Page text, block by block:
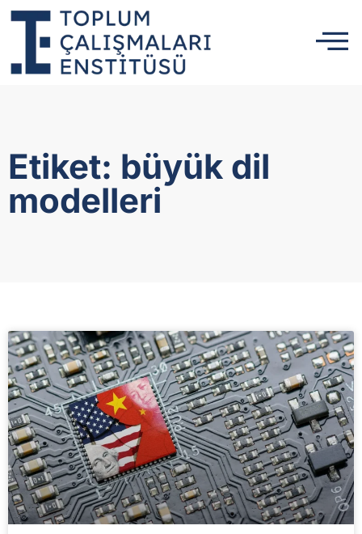
Etiket: büyük dil
modelleri